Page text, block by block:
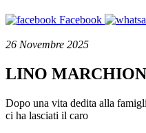
Facebook
26 Novembre 2025
LINO
Dopo una vita dedita alla
ci ha lasciati il caro